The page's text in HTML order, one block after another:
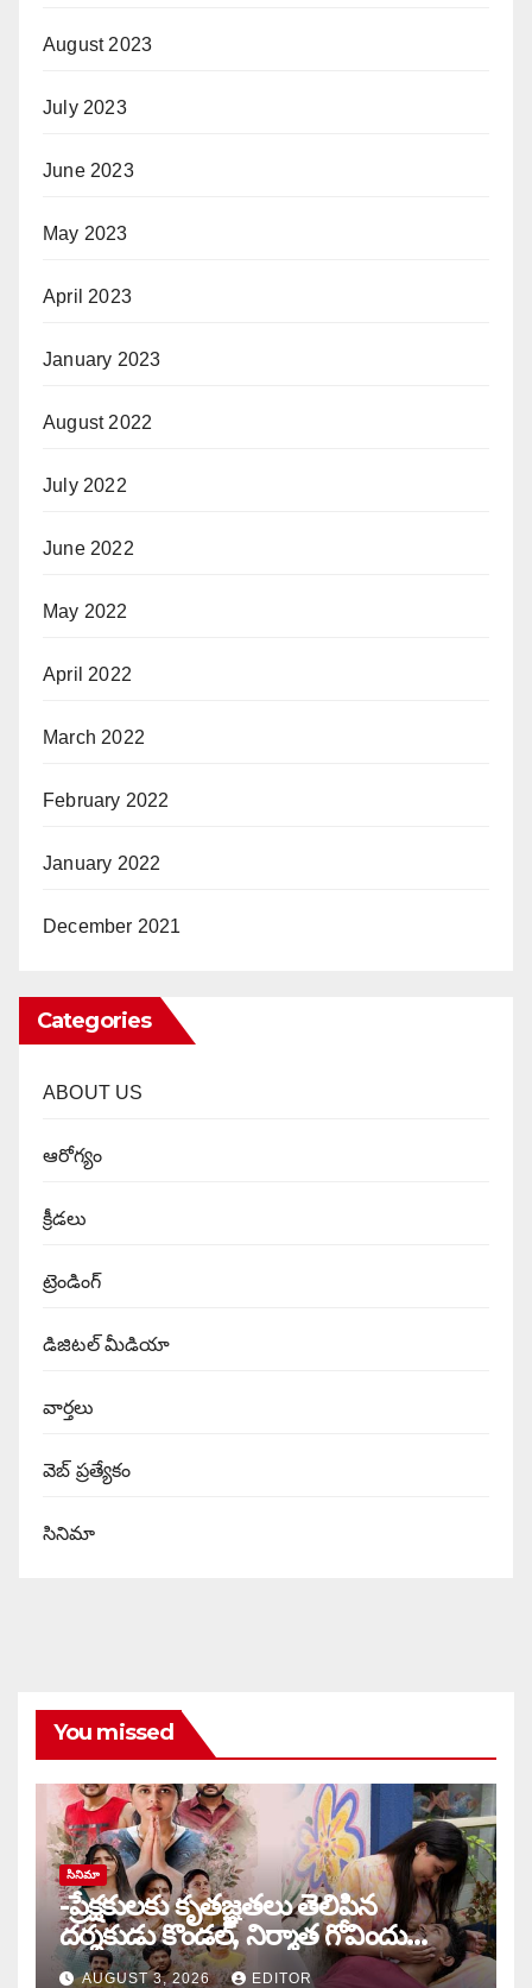
August 2023
July 2023
June 2023
May 2023
April 2023
January 2023
August 2022
July 2022
June 2022
May 2022
April 2022
March 2022
February 2022
January 2022
December 2021
Categories
ABOUT US
ఆరోగ్యం
క్రీడలు
ట్రెండింగ్
డిజిటల్ మీడియా
వార్త‌లు
వెబ్ ప్రత్యేకం
సినిమా
You missed
సినిమా
-ప్రేక్షకులకు కృతజ్ఞతలు తెలిపిన
దర్శకుడు కొండల్, నిర్మాత గోవిందు
కాండ్రేగుల
AUGUST 3, 2026 EDITOR